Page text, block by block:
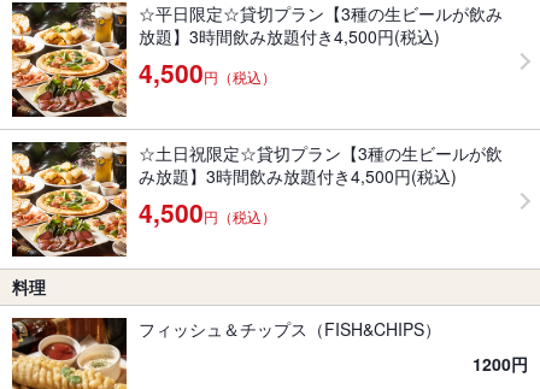
☆平日限定☆貸切プラン【3種の生ビールが飲み
放題】3時間飲み放題付き4,500円(税込)
4,500円（税込）
☆土日祝限定☆貸切プラン【3種の生ビールが飲
み放題】3時間飲み放題付き4,500円(税込)
4,500円（税込）
料理
フィッシュ＆チップス（FISH&CHIPS）
1200円